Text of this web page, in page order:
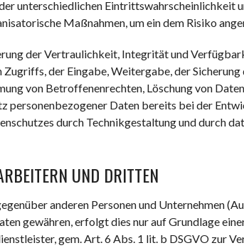
unterschiedlichen Eintrittswahrscheinlichkeit
Maßnahmen, um ein dem Risiko
der Vertraulichkeit, Integrität und
Zugriffs, der Eingabe, Weitergabe, der
von Betroffenenrechten, Löschung von
personenbezogener Daten bereits bei der
durch Technikgestaltung und durch
UND DRITTEN
anderen Personen und Unternehmen
gewähren, erfolgt dies nur auf Grundlage
gem. Art. 6 Abs. 1 lit. b DSGVO zur